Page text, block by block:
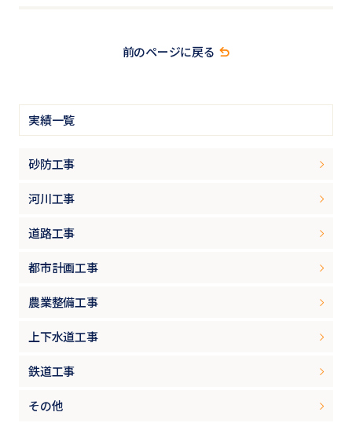
実績一覧
砂防工事
河川工事
道路工事
都市計画工事
農業整備工事
上下水道工事
鉄道工事
その他
前のページに戻る